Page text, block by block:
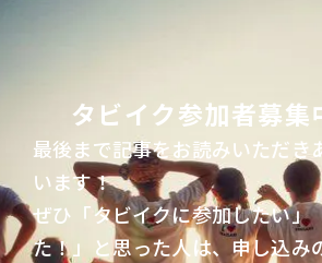
タビイク参加者募集
最後まで記事をお読みいただき
います！
ぜひ「タビイクに参加したい」
た！」と思った人は、申し込み